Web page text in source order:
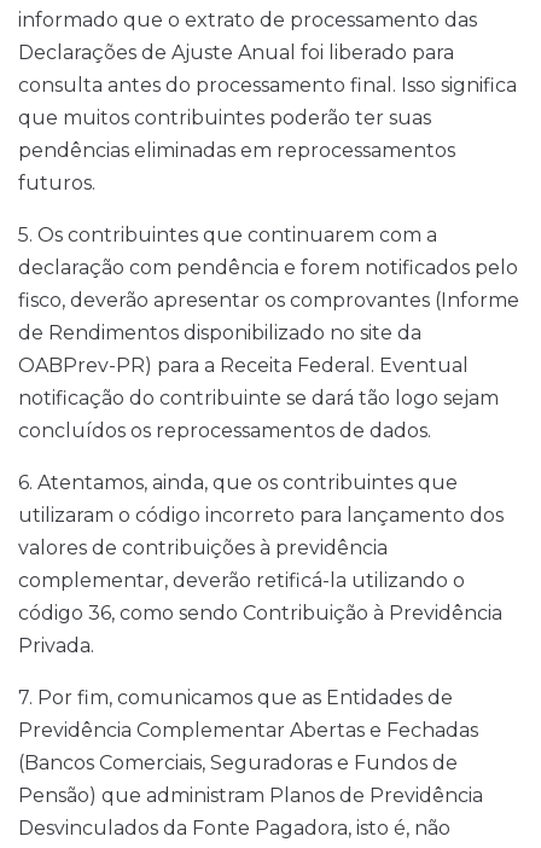
informado que o extrato de processamento das
Declarações de Ajuste Anual foi liberado para
consulta antes do processamento final. Isso significa
que muitos contribuintes poderão ter suas
pendências eliminadas em reprocessamentos
futuros.
5. Os contribuintes que continuarem com a
declaração com pendência e forem notificados pelo
fisco, deverão apresentar os comprovantes (Informe
de Rendimentos disponibilizado no site da
OABPrev-PR) para a Receita Federal. Eventual
notificação do contribuinte se dará tão logo sejam
concluídos os reprocessamentos de dados.
6. Atentamos, ainda, que os contribuintes que
utilizaram o código incorreto para lançamento dos
valores de contribuições à previdência
complementar, deverão retificá-la utilizando o
código 36, como sendo Contribuição à Previdência
Privada.
7. Por fim, comunicamos que as Entidades de
Previdência Complementar Abertas e Fechadas
(Bancos Comerciais, Seguradoras e Fundos de
Pensão) que administram Planos de Previdência
Desvinculados da Fonte Pagadora, isto é, não